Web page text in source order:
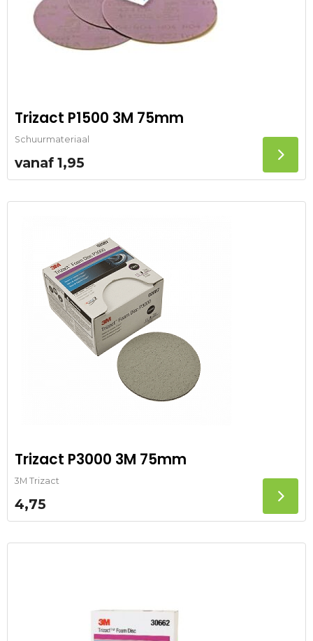
Trizact P1500 3M 75mm
Schuurmateriaal
vanaf 1,95
Trizact P3000 3M 75mm
3M Trizact
4,75